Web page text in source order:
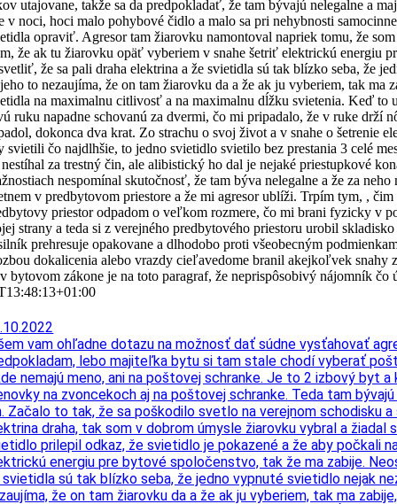
utajovane, takže sa da predpokladať, že tam bývajú nelegalne a
v noci, hoci malo pohybové čidlo a malo sa pri nehybnosti
opraviť. Agresor tam žiarovku namontoval napriek tomu, že
že ak tu žiarovku opäť vyberiem v snahe šetriť elektrickú energiu
že sa pali draha elektrina a že svietidla sú tak blízko seba, že
to nezaujíma, že on tam žiarovku da a že ak ju vyberiem, tak
na maximalnu citlivosť a na maximalnu dĺžku svietenia. Keď to
ruku napadne schovanú za dvermi, čo mi pripadalo, že v ruke drží
dokonca dva krat. Zo strachu o svoj život a v snahe o šetrenie
svietili čo najdlhšie, to jedno svietidlo svietilo bez prestania 3 celé
za trestný čin, ale alibistický ho dal je nejaké priestupkové
nespomínal skutočnosť, že tam býva nelegalne a že za
v predbytovom priestore a že mi agresor ublíži. Trpím tym, ,
priestor odpadom o veľkom rozmere, čo mi brani fyzicky v
strany a teda si z verejného predbytového priestoru urobil
prehresuje opakovane a dlhodobo proti všeobecným
dokalicenia alebo vrazdy cieľavedome branil akejkoľvek
bytovom zákone je na toto paragraf, že neprispôsobivý nájomník
vam ohľadne dotazu na možnosť dať súdne vysťahovať
lebo majiteľka bytu si tam stale chodí vyberať
nemajú meno, ani na poštovej schranke. Je to 2 izbový byt
na zvoncekoch aj na poštovej schranke. Teda tam
Začalo to tak, že sa poškodilo svetlo na verejnom schodisku
draha, tak som v dobrom úmysle žiarovku vybral a
prilepil odkaz, že svietidlo je pokazené a že aby počkali
energiu pre bytové spoločenstvo, tak že ma zabije.
svietidla sú tak blízko seba, že jedno vypnuté svietidlo nejak
že on tam žiarovku da a že ak ju vyberiem, tak ma